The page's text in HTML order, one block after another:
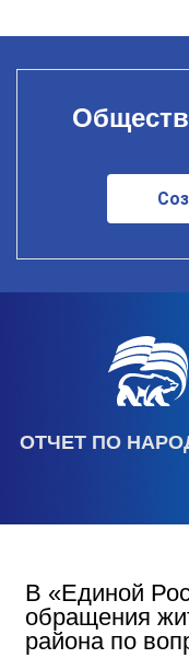
ОТЧЕТ ПО
В «Единой
обращения
района по